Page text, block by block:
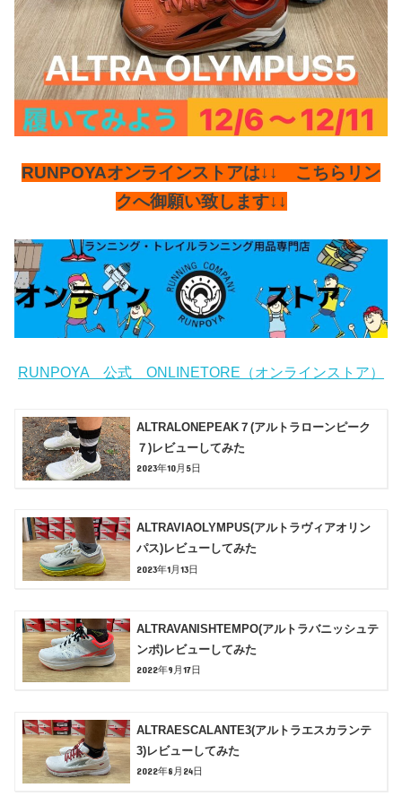
RUNPOYAオンラインストアは↓↓ こちらリン
クへ御願い致します↓↓
RUNPOYA 公式 ONLINETORE（オンラインストア）
ALTRALONEPEAK７(アルトラローンピーク
７)レビューしてみた
2023年10月5日
ALTRAVIAOLYMPUS(アルトラヴィアオリン
パス)レビューしてみた
2023年1月13日
ALTRAVANISHTEMPO(アルトラバニッシュテ
ンポ)レビューしてみた
2022年9月17日
ALTRAESCALANTE3(アルトラエスカランテ
3)レビューしてみた
2022年8月24日